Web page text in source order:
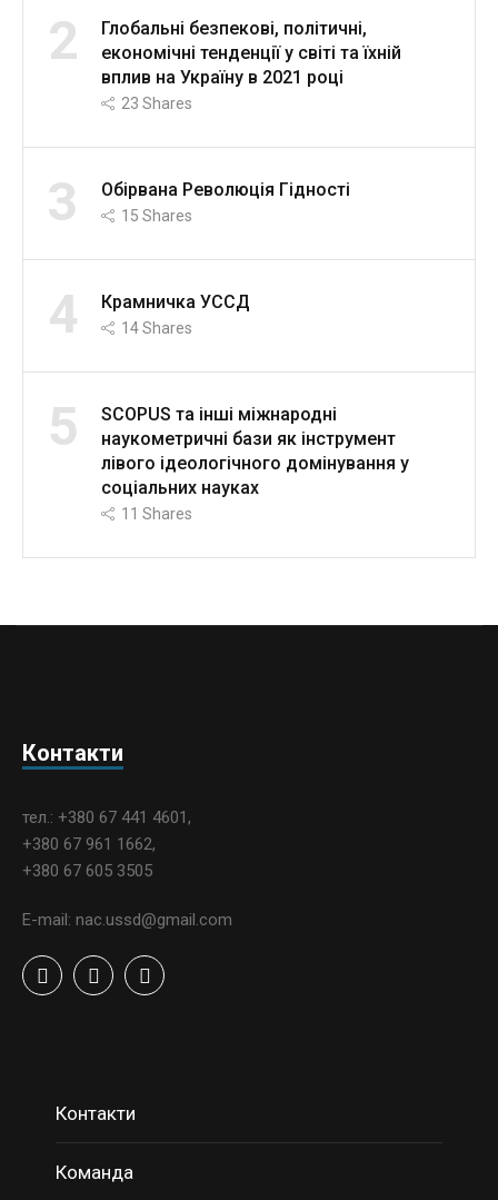
2
Глобальні безпекові, політичні,
економічні тенденції у світі та їхній
вплив на Україну в 2021 році
23 Shares
3 Обірвана Революція Гідності
15 Shares
4 Крамничка УССД
14Shares
5
SCOPUS та інші міжнародні
наукометричні бази як інструмент
лівого ідеологічного домінування у
соціальних науках
11 Shares
Контакти
тел.: +380 67 441 4601,
+380 67 961 1662,
+380 67 605 3505
E-mail: nac.ussd@gmail.com
Контакти
Команда